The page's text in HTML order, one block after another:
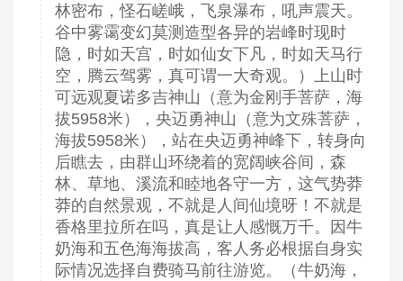
林密布，怪石嵯峨，飞泉瀑布，吼声震天。
谷中雾霭变幻莫测造型各异的岩峰时现时
隐，时如天宫，时如仙女下凡，时如天马行
空，腾云驾雾，真可谓一大奇观。）上山时
可远观夏诺多吉神山（意为金刚手菩萨，海
拔5958米），央迈勇神山（意为文殊菩萨，
海拔5958米），站在央迈勇神峰下，转身向
后瞧去，由群山环绕着的宽阔峡谷间，森
林、草地、溪流和睦地各守一方，这气势莽
莽的自然景观，不就是人间仙境呀！不就是
香格里拉所在吗，真是让人感慨万千。因牛
奶海和五色海海拔高，客人务必根据自身实
际情况选择自费骑马前往游览。（牛奶海，